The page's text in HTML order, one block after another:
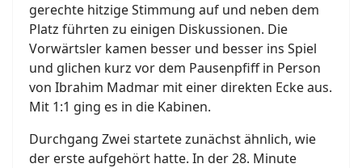
gerechte hitzige Stimmung auf und neben dem
Platz führten zu einigen Diskussionen. Die
Vorwärtsler kamen besser und besser ins Spiel
und glichen kurz vor dem Pausenpfiff in Person
von Ibrahim Madmar mit einer direkten Ecke aus.
Mit 1:1 ging es in die Kabinen.
Durchgang Zwei startete zunächst ähnlich, wie
der erste aufgehört hatte. In der 28. Minute